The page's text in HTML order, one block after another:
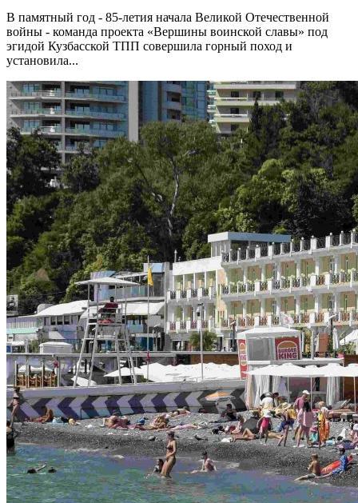
В памятный год - 85-летия начала Великой Отечественной
войны - команда проекта «Вершины воинской славы» под
эгидой Кузбасской ТПП совершила горный поход и
установила...